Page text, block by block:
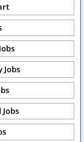
Jobs
Jobs